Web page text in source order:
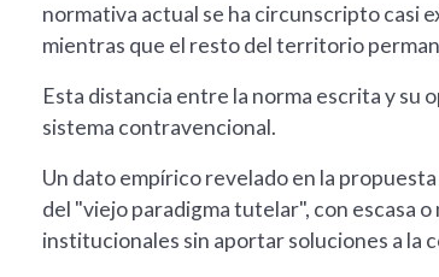
normativa actual se ha circunscripto casi
mientras que el resto del territorio
Esta distancia entre la norma escrita y
sistema contravencional.
Un dato empírico revelado en la
del "viejo paradigma tutelar", con escasa
institucionales sin aportar soluciones a la